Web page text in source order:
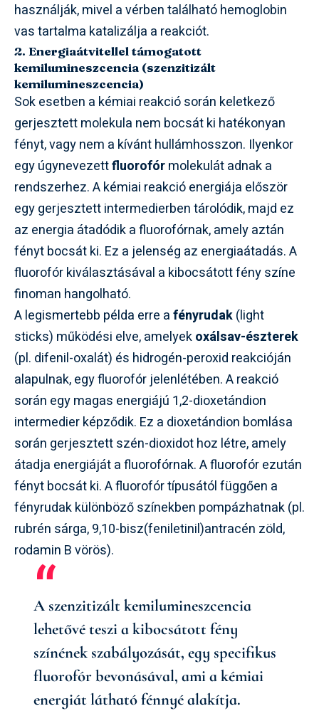
használják, mivel a vérben található hemoglobin
vas tartalma katalizálja a reakciót.
2. Energiaátvitellel támogatott
kemilumineszcencia (szenzitizált
kemilumineszcencia)
Sok esetben a kémiai reakció során keletkező
gerjesztett molekula nem bocsát ki hatékonyan
fényt, vagy nem a kívánt hullámhosszon. Ilyenkor
egy úgynevezettfluorofórmolekulát adnak a
rendszerhez. A kémiai reakció energiája először
egy gerjesztett intermedierben tárolódik, majd ez
az energia átadódik a fluorofórnak, amely aztán
fényt bocsát ki. Ez a jelenség az energiaátadás. A
fluorofór kiválasztásával a kibocsátott fény színe
finoman hangolható.
A legismertebb példa erre afényrudak(light
sticks) működési elve, amelyekoxálsav-észterek
(pl. difenil-oxalát) és hidrogén-peroxid reakcióján
alapulnak, egy fluorofór jelenlétében. A reakció
során egy magas energiájú 1,2-dioxetándion
intermedier képződik. Ez a dioxetándion bomlása
során gerjesztett szén-dioxidot hoz létre, amely
átadja energiáját a fluorofórnak. A fluorofór ezután
fényt bocsát ki. A fluorofór típusától függően a
fényrudak különböző színekben pompázhatnak (pl.
rubrén sárga, 9,10-bisz(feniletinil)antracén zöld,
rodamin B vörös).
A szenzitizált kemilumineszcencia
lehetővé teszi a kibocsátott fény
színének szabályozását, egy specifikus
fluorofór bevonásával, ami a kémiai
energiát látható fénnyé alakítja.